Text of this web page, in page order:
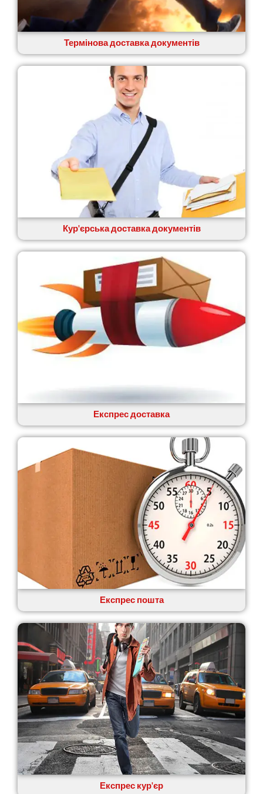
Васильків
Великі Лази
Великий Омеляник
Верхнедніпровськ
Вільнянськ
Віта-Поштова
Вознесенськ
Вишгород
Южноукраїнськ
Зарічани
Зазим’я
Житомир
Знам’янка
Звенигородка
Звягель
Бабаи
Бармаки
Біла Церква
Білгород-Дністровський
Білогородка
Термінова доставка документів
Кур'єрська доставка документів
Експрес доставка
Експрес пошта
Експрес кур'єр